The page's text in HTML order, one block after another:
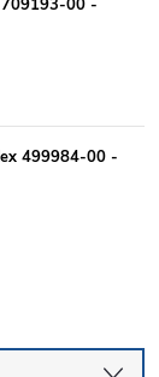
709193-00 -
499984-00 -